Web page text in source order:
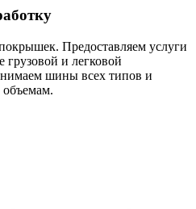
Предоставляем услуги
грузовой и легковой
шины всех типов и